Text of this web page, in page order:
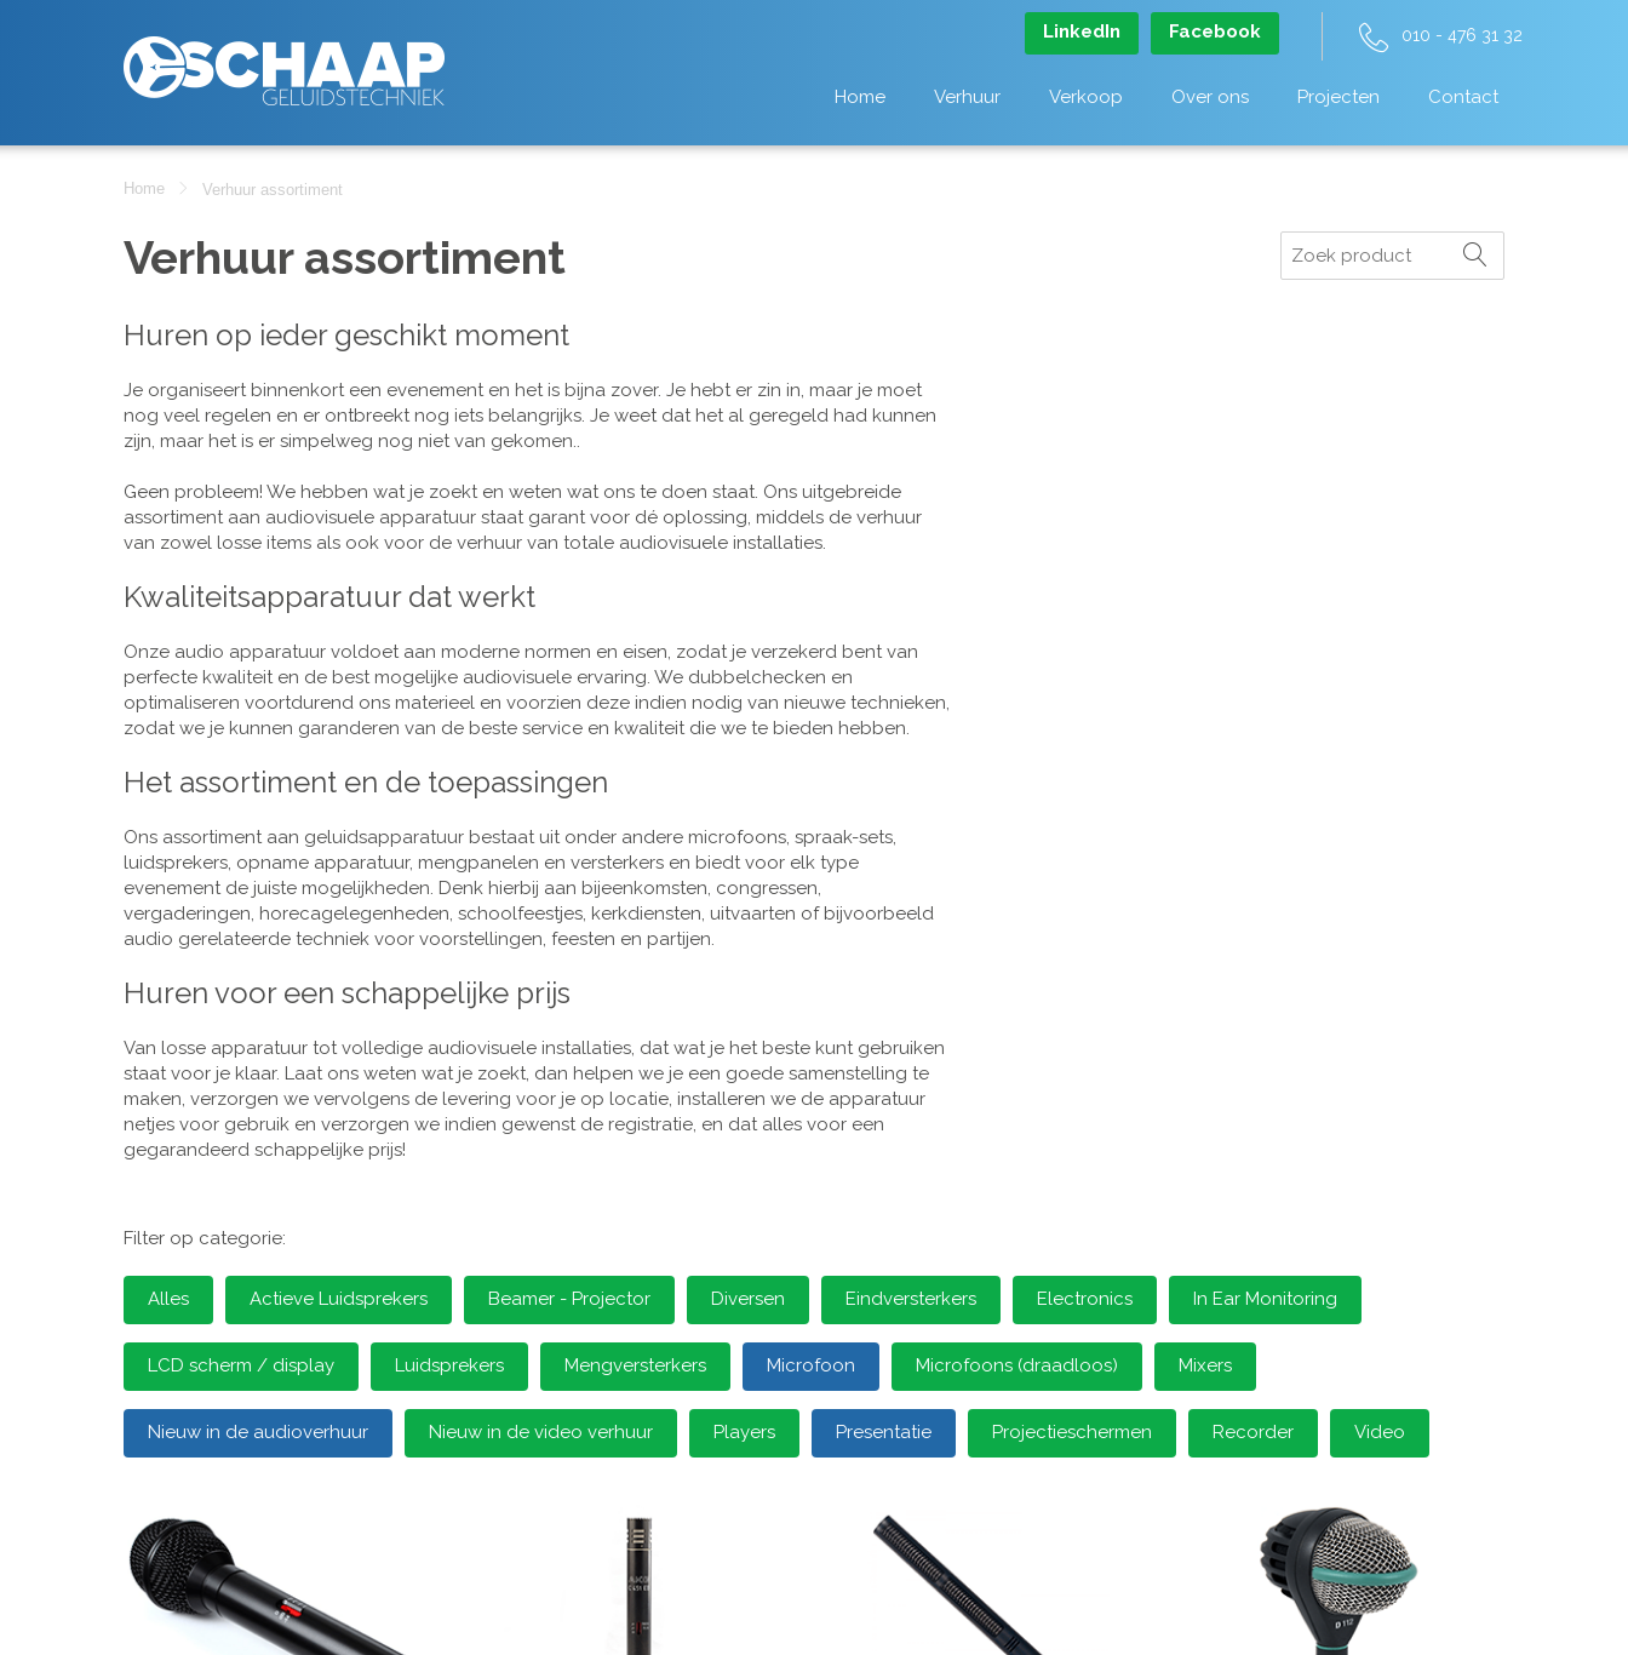
LinkedIn Facebook 010 - 476 31 32
Home Verhuur Verkoop Over ons Projecten Contact
Home Verhuur assortiment
Verhuur assortiment
Huren op ieder geschikt moment
Je organiseert binnenkort een evenement en het is bijna zover. Je hebt er zin in, maar je moet
nog veel regelen en er ontbreekt nog iets belangrijks. Je weet dat het al geregeld had kunnen
zijn, maar het is er simpelweg nog niet van gekomen..
Geen probleem! We hebben wat je zoekt en weten wat ons te doen staat. Ons uitgebreide
assortiment aan audiovisuele apparatuur staat garant voor dé oplossing, middels de verhuur
van zowel losse items als ook voor de verhuur van totale audiovisuele installaties.
Kwaliteitsapparatuur dat werkt
Onze audio apparatuur voldoet aan moderne normen en eisen, zodat je verzekerd bent van
perfecte kwaliteit en de best mogelijke audiovisuele ervaring. We dubbelchecken en
optimaliseren voortdurend ons materieel en voorzien deze indien nodig van nieuwe technieken,
zodat we je kunnen garanderen van de beste service en kwaliteit die we te bieden hebben.
Het assortiment en de toepassingen
Ons assortiment aan geluidsapparatuur bestaat uit onder andere microfoons, spraak-sets,
luidsprekers, opname apparatuur, mengpanelen en versterkers en biedt voor elk type
evenement de juiste mogelijkheden. Denk hierbij aan bijeenkomsten, congressen,
vergaderingen, horecagelegenheden, schoolfeestjes, kerkdiensten, uitvaarten of bijvoorbeeld
audio gerelateerde techniek voor voorstellingen, feesten en partijen.
Huren voor een schappelijke prijs
Van losse apparatuur tot volledige audiovisuele installaties, dat wat je het beste kunt gebruiken
staat voor je klaar. Laat ons weten wat je zoekt, dan helpen we je een goede samenstelling te
maken, verzorgen we vervolgens de levering voor je op locatie, installeren we de apparatuur
netjes voor gebruik en verzorgen we indien gewenst de registratie, en dat alles voor een
gegarandeerd schappelijke prijs!
Zoeken
Filter op categorie:
Alles Actieve Luidsprekers Beamer - Projector Diversen Eindversterkers Electronics In Ear Monitoring
LCD scherm / display Luidsprekers Mengversterkers Microfoon Microfoons (draadloos) Mixers
Nieuw in de audioverhuur Nieuw in de video verhuur Players Presentatie Projectieschermen Recorder Video